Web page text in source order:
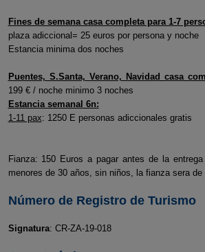
Fines de semana casa completa para 1-7
plaza adiccional= 25 euros por persona y noche
Estancia minima dos noches
Puentes, S.Santa, Verano, Navidad casa
199 € / noche minimo 3 noches
Estancia semanal 6n:
1-11 pax: 1250 E personas adiccionales gratis
Fianza: 150 Euros a pagar antes de la
menores de 30 años, sin niños, la fianza sera de
Número de Registro de Turismo
Signatura: CR-ZA-19-018